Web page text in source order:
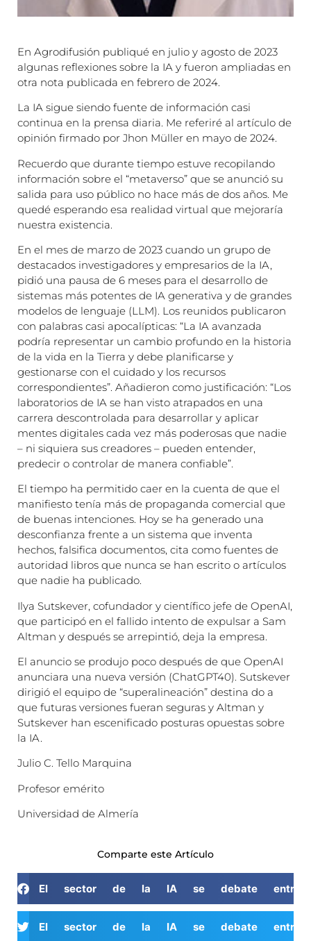
En Agrodifusión publiqué en julio y agosto de 2023
algunas reflexiones sobre la IA y fueron ampliadas en
otra nota publicada en febrero de 2024.
La IA sigue siendo fuente de información casi
continua en la prensa diaria. Me referiré al artículo de
opinión firmado por Jhon Müller en mayo de 2024.
Recuerdo que durante tiempo estuve recopilando
información sobre el “metaverso” que se anunció su
salida para uso público no hace más de dos años. Me
quedé esperando esa realidad virtual que mejoraría
nuestra existencia.
En el mes de marzo de 2023 cuando un grupo de
destacados investigadores y empresarios de la IA,
pidió una pausa de 6 meses para el desarrollo de
sistemas más potentes de IA generativa y de grandes
modelos de lenguaje (LLM). Los reunidos publicaron
con palabras casi apocalípticas: “La IA avanzada
podría representar un cambio profundo en la historia
de la vida en la Tierra y debe planificarse y
gestionarse con el cuidado y los recursos
correspondientes”. Añadieron como justificación: “Los
laboratorios de IA se han visto atrapados en una
carrera descontrolada para desarrollar y aplicar
mentes digitales cada vez más poderosas que nadie
– ni siquiera sus creadores – pueden entender,
predecir o controlar de manera confiable”.
El tiempo ha permitido caer en la cuenta de que el
manifiesto tenía más de propaganda comercial que
de buenas intenciones. Hoy se ha generado una
desconfianza frente a un sistema que inventa
hechos, falsifica documentos, cita como fuentes de
autoridad libros que nunca se han escrito o artículos
que nadie ha publicado.
Ilya Sutskever, cofundador y científico jefe de OpenAI,
que participó en el fallido intento de expulsar a Sam
Altman y después se arrepintió, deja la empresa.
El anuncio se produjo poco después de que OpenAI
anunciara una nueva versión (ChatGPT40). Sutskever
dirigió el equipo de “superalineación” destina do a
que futuras versiones fueran seguras y Altman y
Sutskever han escenificado posturas opuestas sobre
la IA.
Julio C. Tello Marquina
Profesor emérito
Universidad de Almería
Comparte este Artículo
El sector de la IA se debate entre
El sector de la IA se debate entre